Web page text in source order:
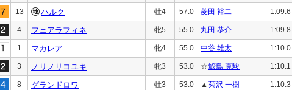
13 ハルク 牡4 57.0 菱田 裕二 1:09.6
4 フェアラフィネ 牝5 55.0 丸田 恭介 1:09.8
1 マカレア 牝4 55.0 中谷 雄太 1:10.0
3 ノリノリコユキ 牝3 53.0 ☆鮫島 克駿 1:10.1
8 グランドロワ 牡3 53.0 ▲ 菊沢 一樹 1:10.3